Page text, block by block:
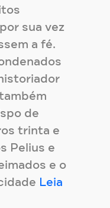
sua vez
a fé.
de
trinta e
Pelius e
e o
Leia